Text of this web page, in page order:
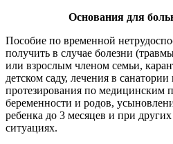
Основания для
Пособие по временной
получить в случае болезни
или взрослым членом семьи,
детском саду, лечения в
протезирования по медицинским
беременности и родов,
ребенка до 3 месяцев и при
ситуациях.